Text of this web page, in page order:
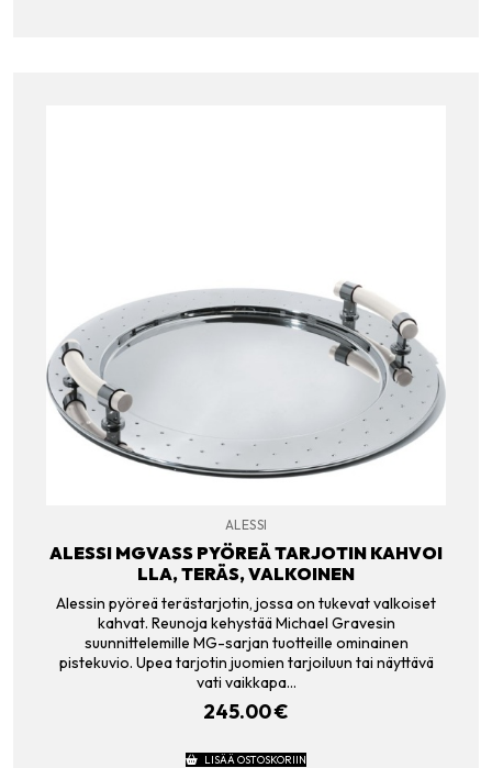
ALESSI
ALESSI MGVASS PYÖREÄ TARJOTIN KAHVOI
LLA, TERÄS, VALKOINEN
Alessin pyöreä terästarjotin, jossa on tukevat valkoiset
kahvat. Reunoja kehystää Michael Gravesin
suunnittelemille MG-sarjan tuotteille ominainen
pistekuvio. Upea tarjotin juomien tarjoiluun tai näyttävä
vati vaikkapa…
245.00€
LISÄÄ OSTOSKORIIN